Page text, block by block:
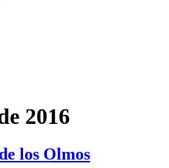
2016
los Olmos